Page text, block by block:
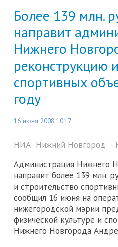
Более 139 млн.
направит
Нижнего
реконструкцию
спортивных
году
16 июня 2008 10:17
НИА "Нижний Новгород" -
Администрация Нижнего
направит более 139 млн.
и строительство
сообщил 16 июня на
нижегородской мэрии
физической культуре и
Нижнего Новгорода